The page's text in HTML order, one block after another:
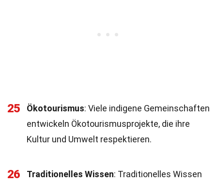
25 Ökotourismus: Viele indigene Gemeinschaften
entwickeln Ökotourismusprojekte, die ihre
Kultur und Umwelt respektieren.
26 Traditionelles Wissen: Traditionelles Wissen